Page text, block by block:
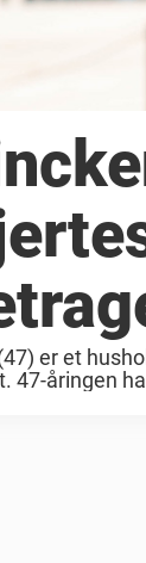
er et
47-åringen